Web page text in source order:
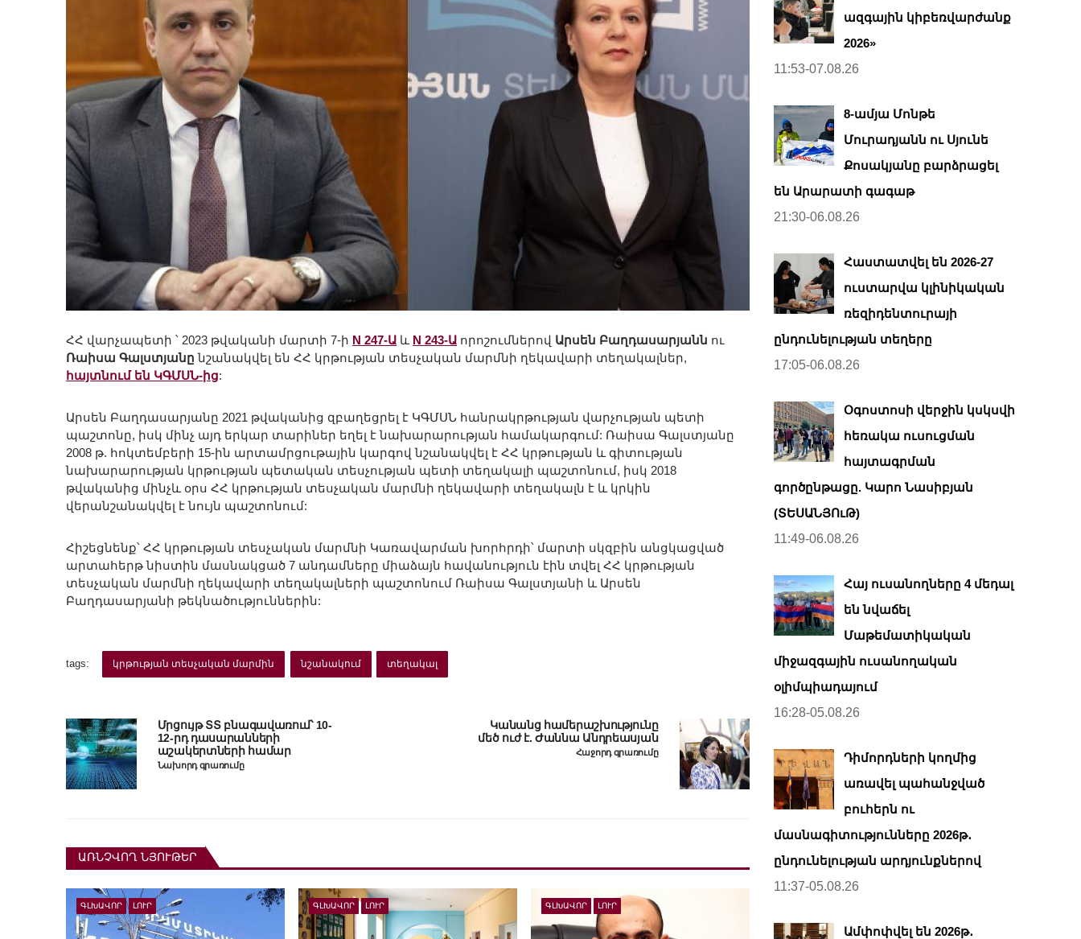
ՀՀ վարչապետի ՝ 2023 թվականի մարտի 7-ի N 247-Ա և N 243-Ա որոշումներով Արսեն Բաղդասարյանն ու
Ռաիսա Գալստյանը նշանակվել են ՀՀ կրթության տեսչական մարմնի ղեկավարի տեղակալներ,
հայտնում են ԿԳՄՍՆ-ից:
Արսեն Բաղդասարյանը 2021 թվականից զբաղեցրել է ԿԳՄՍՆ հանրակրթության վարչության պետի
պաշտոնը, իսկ մինչ այդ երկար տարիներ եղել է նախարարության համակարգում: Ռաիսա Գալստյանը
2008 թ. հոկտեմբերի 15-ին արտամրցութային կարգով նշանակվել է ՀՀ կրթության և գիտության
նախարարության կրթության պետական տեսչության պետի տեղակալի պաշտոնում, իսկ 2018
թվականից մինչև օրս ՀՀ կրթության տեսչական մարմնի ղեկավարի տեղակալն է և կրկին
վերանշանակվել է նույն պաշտոնում:
Հիշեցնենք՝ ՀՀ կրթության տեսչական մարմնի Կառավարման խորհրդի՝ մարտի սկզբին անցկացված
արտահերթ նիստին մասնակցած 7 անդամները միաձայն հավանություն էին տվել ՀՀ կրթության
տեսչական մարմնի ղեկավարի տեղակալների պաշտոնում Ռաիսա Գալստյանի և Արսեն
Բաղդասարյանի թեկնածություններին:
tags: կրթության տեսչական մարմին նշանակում տեղակալ
Մրցույթ ՏՏ բնագավառում՝ 10-
12-րդ դասարանների
աշակերտների համար
Նախորդ գրառումը
Կանանց համերաշխությունը
մեծ ուժ է. Ժաննա Անդրեասյան
Հաջորդ գրառումը
ԱՌՆՉՎՈՂ ՆՅՈՒԹԵՐ
ԳԼԽԱՎՈՐ ԼՈՒՐ ԳԼԽԱՎՈՐ ԼՈՒՐ ԳԼԽԱՎՈՐ ԼՈՒՐ
ազգային կիբեռվարժանք
2026»
11:53-07.08.26
8-ամյա Մոնթե
Մուրադյանն ու Սյունե
Քոսակյանը բարձրացել
են Արարատի գագաթ
21:30-06.08.26
Հաստատվել են 2026-27
ուստարվա կլինիկական
ռեզիդենտուրայի
ընդունելության տեղերը
17:05-06.08.26
Օգոստոսի վերջին կսկսվի
հեռակա ուսուցման
հայտագրման
գործընթացը. Կարո Նասիբյան
(ՏԵՍԱՆՅՈւԹ)
11:49-06.08.26
Հայ ուսանողները 4 մեդալ
են նվաճել
Մաթեմատիկական
միջազգային ուսանողական
օլիմպիադայում
16:28-05.08.26
Դիմորդների կողմից
առավել պահանջված
բուհերն ու
մասնագիտությունները 2026թ․
ընդունելության արդյունքներով
11:37-05.08.26
Ամփոփվել են 2026թ․